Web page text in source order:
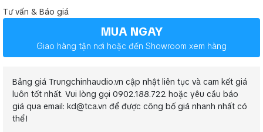
Tư vấn & Báo giá
MUA NGAY
Giao hàng tận nơi hoặc đến Showroom xem hàng
Bảng giá Trungchinhaudio.vn cập nhật liên tục và cam kết giá
luôn tốt nhất. Vui lòng gọi 0902.188.722 hoặc yêu cầu báo
giá qua email: kd@tca.vn để được công bố giá nhanh nhất có
thể!